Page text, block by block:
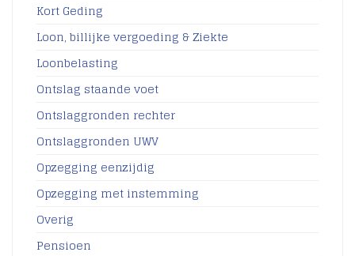
Kort Geding
Loon, billijke vergoeding & Ziekte
Loonbelasting
Ontslag staande voet
Ontslaggronden rechter
Ontslaggronden UWV
Opzegging eenzijdig
Opzegging met instemming
Overig
Pensioen